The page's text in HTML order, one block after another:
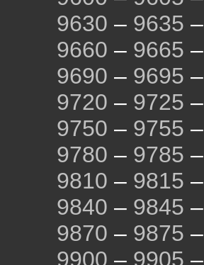
9630 – 9635 –
9660 – 9665 –
9690 – 9695 –
9720 – 9725 –
9750 – 9755 –
9780 – 9785 –
9810 – 9815 –
9840 – 9845 –
9870 – 9875 –
9900 – 9905 –